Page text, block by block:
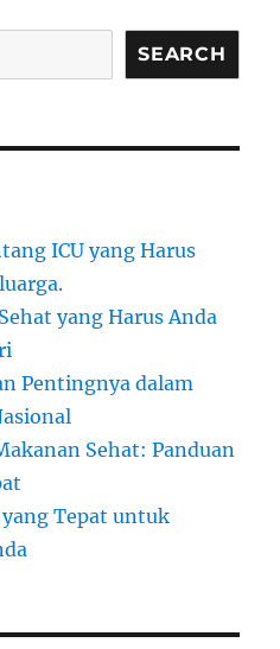
SEARCH
ICU yang Harus
yang Harus Anda
Pentingnya dalam
Sehat: Panduan
Tepat untuk